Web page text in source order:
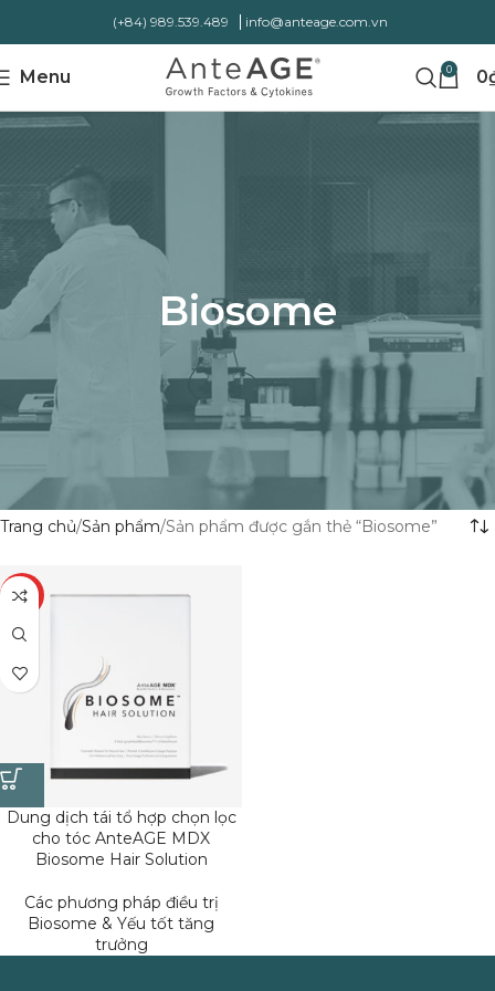
(+84) 989.539.489 info@anteage.com.vn
Menu 0 0
Biosome
Trang chủ Sản phẩm Sản phẩm được gắn thẻ “Biosome”
HOT
Dung dịch tái tổ hợp chọn lọc
cho tóc AnteAGE MDX
Biosome Hair Solution
Các phương pháp điều trị
Biosome & Yếu tốt tăng
trưởng